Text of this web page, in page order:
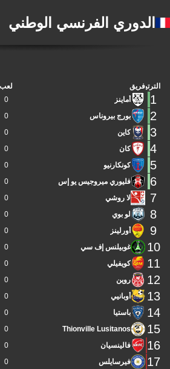
الدوري الفرنسي الوطني
الترتيبفريق لعب
1 أماينز 0
2 بورج بيروناس 0
3 كاين 0
4 كان 0
5 كونكارنيو 0
6 فليوري ميروجيس يو إس 0
7 لا روشي 0
8 لو بوي 0
9 أورلينز 0
10 غوبيلنس إف سي 0
11 كويفيلي 0
12 روين 0
13 أوبانيي 0
14 باستيا 0
15
Thionville Lusitanos
0
16 فالينسيان 0
17 فيرسايلس 0